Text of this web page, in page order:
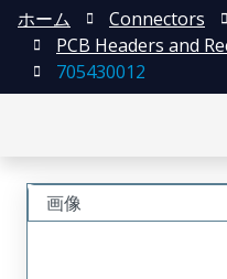
ホーム Connectors
PCB Headers and
705430012
画像